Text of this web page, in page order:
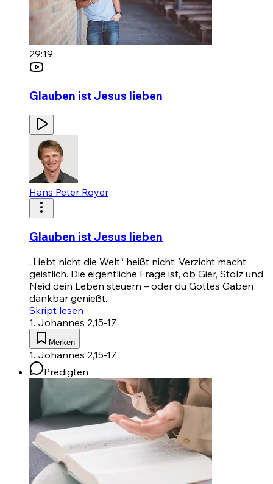
29:19
Glauben ist Jesus lieben
Hans Peter Royer
Glauben ist Jesus lieben
„Liebt nicht die Welt“ heißt nicht: Verzicht macht
geistlich. Die eigentliche Frage ist, ob Gier, Stolz und
Neid dein Leben steuern – oder du Gottes Gaben
dankbar genießt.
Skript lesen
1. Johannes 2,15-17
Merken
1. Johannes 2,15-17
Predigten